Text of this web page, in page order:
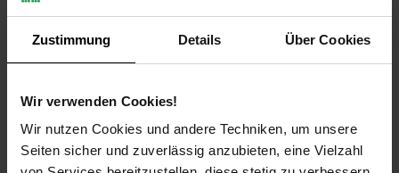
Zustimmung Details Über Cookies
Wir verwenden Cookies!
Wir nutzen Cookies und andere Techniken, um unsere
Seiten sicher und zuverlässig anzubieten, eine Vielzahl
Payback Punkte Basis°Punkte:
76
Extra°Punkte:
0